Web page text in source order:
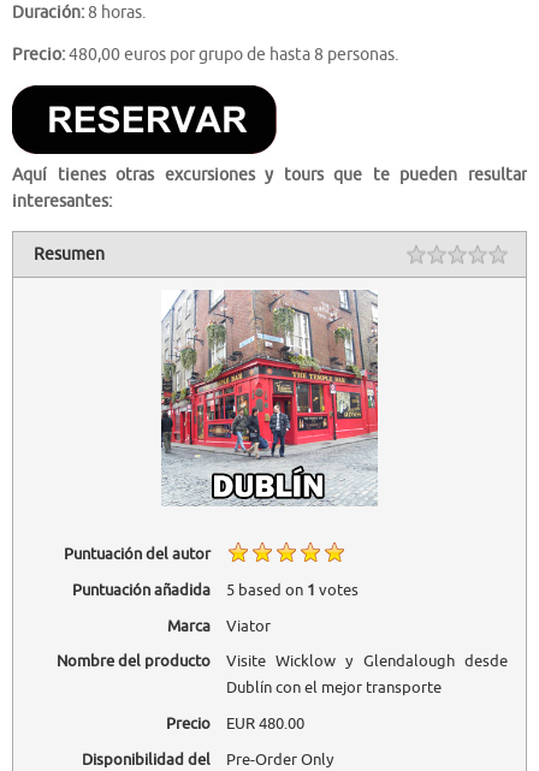
Duración:8 horas.
Precio:480,00 euros por grupo de hasta 8 personas.
Aquí tienes otras excursiones y tours que te pueden resultar
interesantes:
Resumen
Puntuación del autor
Puntuación añadida
5based on 1 votes
Marca
Viator
Nombre del producto
Visite Wicklow y Glendalough desde
Dublín con el mejor transporte
Precio
EUR480.00
Disponibilidad del
Pre-Order Only